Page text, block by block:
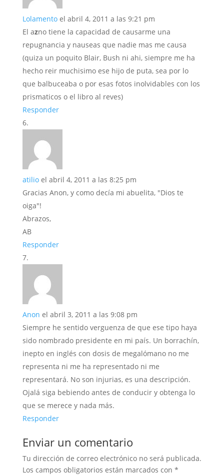
Lolamento el abril 4, 2011 a las 9:21 pm
El azno tiene la capacidad de causarme una
repugnancia y nauseas que nadie mas me causa
(quiza un poquito Blair, Bush ni ahi, siempre me ha
hecho reir muchisimo ese hijo de puta, sea por lo
que balbuceaba o por esas fotos inolvidables con los
prismaticos o el libro al reves)
Responder
atilio el abril 4, 2011 a las 8:25 pm
Gracias Anon, y como decía mi abuelita, "Dios te
oiga"!
Abrazos,
AB
Responder
Anon el abril 3, 2011 a las 9:08 pm
Siempre he sentido verguenza de que ese tipo haya
sido nombrado presidente en mi país. Un borrachín,
inepto en inglés con dosis de megalómano no me
representa ni me ha representado ni me
representará. No son injurias, es una descripción.
Ojalá siga bebiendo antes de conducir y obtenga lo
que se merece y nada más.
Responder
Enviar un comentario
Tu dirección de correo electrónico no será publicada.
Los campos obligatorios están marcados con *